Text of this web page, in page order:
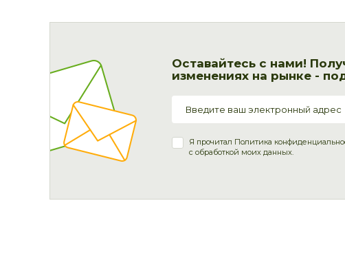
Оставайтесь с нами!
изменениях на рынке -
Я прочитал Политика
с обработкой моих данных.